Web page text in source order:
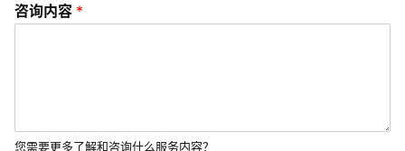
常
联
咨询内容 *
您需要更多了解和咨询什么服务内容？